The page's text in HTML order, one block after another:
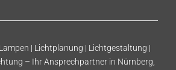
| Lichtplanung | Lichtgestaltung |
– Ihr Ansprechpartner in Nürnberg,